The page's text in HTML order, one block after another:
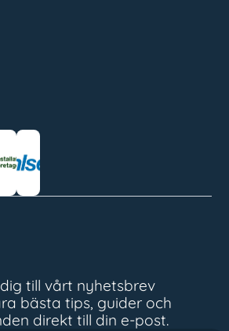
till vårt nyhetsbrev
bästa tips, guider och
direkt till din e-post.